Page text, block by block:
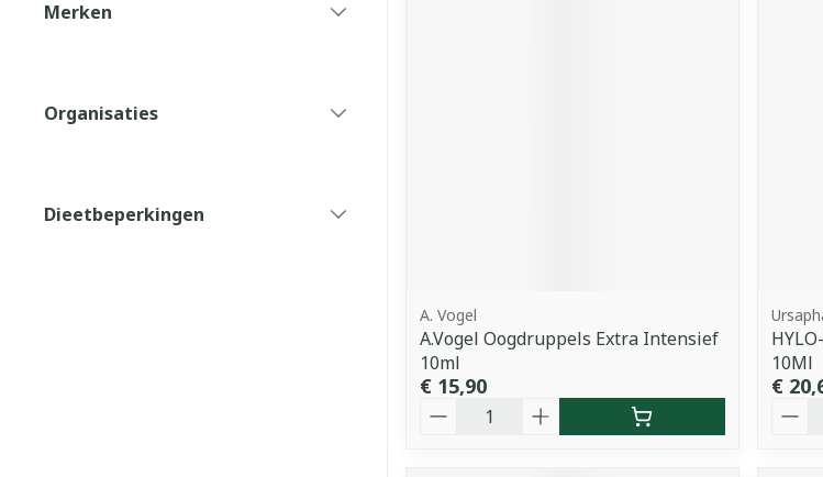
Merken
Organisaties
Dieetbeperkingen
A. Vogel
A.Vogel Oogdruppels Extra Intensief
10ml
€ 15,90
10Ml
€